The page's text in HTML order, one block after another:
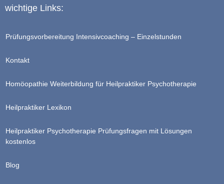
wichtige Links:
Prüfungsvorbereitung Intensivcoaching – Einzelstunden
Kontakt
Homöopathie Weiterbildung für Heilpraktiker Psychotherapie
Heilpraktiker Lexikon
Heilpraktiker Psychotherapie Prüfungsfragen mit Lösungen
kostenlos
Blog